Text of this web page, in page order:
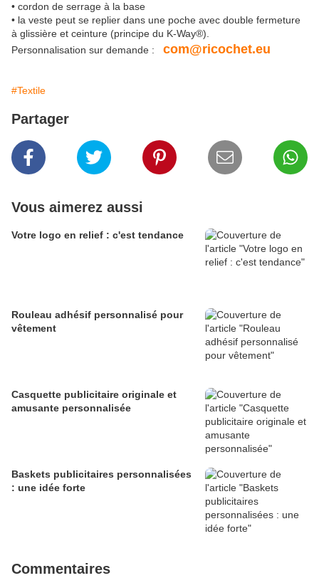
• cordon de serrage à la base
• la veste peut se replier dans une poche avec double fermeture
à glissière et ceinture (principe du K-Way®).
Personnalisation sur demande : com@ricochet.eu
#Textile
Partager
Vous aimerez aussi
Votre logo en relief : c'est tendance
Rouleau adhésif personnalisé pour
vêtement
Casquette publicitaire originale et
amusante personnalisée
Baskets publicitaires personnalisées
: une idée forte
Commentaires